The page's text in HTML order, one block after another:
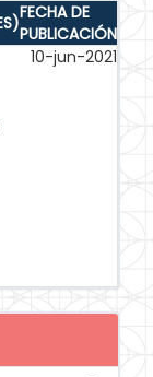
FECHA DE
PUBLICACIÓN
10-jun-2021